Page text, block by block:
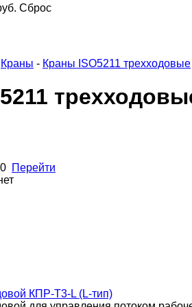
Сброс
Краны - Краны ISO5211 трехходовые
0 Перейти
КПР-Т3-L (L-тип)